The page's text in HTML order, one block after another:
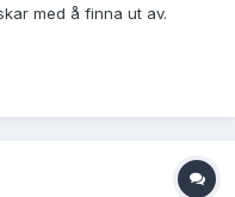
med å finna ut av.
Find